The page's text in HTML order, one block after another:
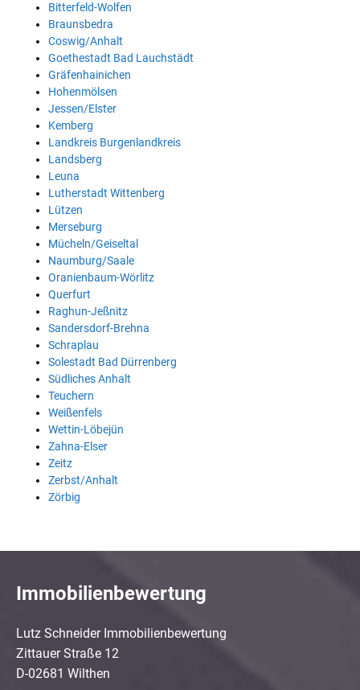
Bitterfeld-Wolfen
Braunsbedra
Coswig/Anhalt
Goethestadt Bad Lauchstädt
Gräfenhainichen
Hohenmölsen
Jessen/Elster
Kemberg
Landkreis Burgenlandkreis
Landsberg
Leuna
Lutherstadt Wittenberg
Lützen
Merseburg
Mücheln/Geiseltal
Naumburg/Saale
Oranienbaum-Wörlitz
Querfurt
Raghun-Jeßnitz
Sandersdorf-Brehna
Schraplau
Solestadt Bad Dürrenberg
Südliches Anhalt
Teuchern
Weißenfels
Wettin-Löbejün
Zahna-Elser
Zeitz
Zerbst/Anhalt
Zörbig
Immobilienbewertung
Lutz Schneider Immobilienbewertung
Zittauer Straße 12
D-02681 Wilthen